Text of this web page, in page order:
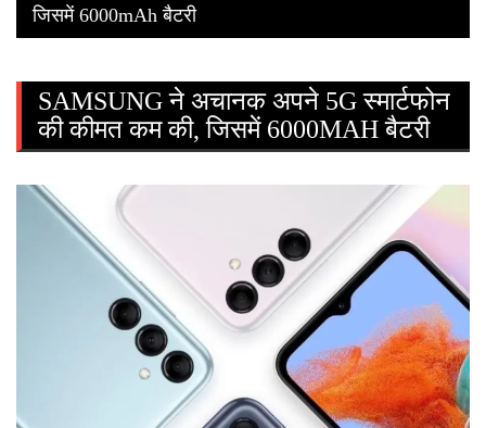
जिसमें 6000mAh बैटरी
SAMSUNG ने अचानक अपने 5G स्मार्टफोन
की कीमत कम की, जिसमें 6000MAH बैटरी